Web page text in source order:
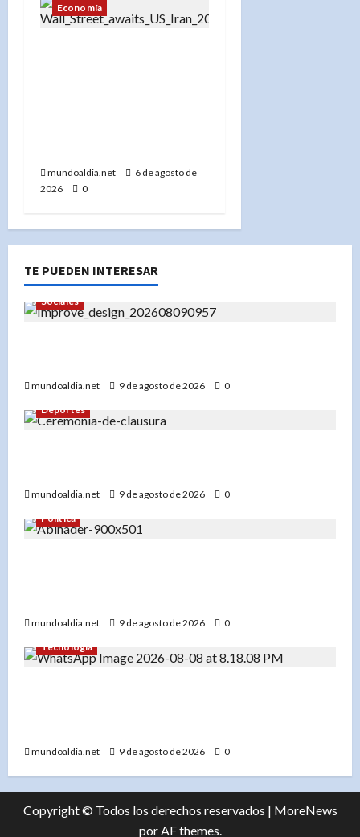
Economía
mundoaldia.net
6 de agosto de
2026
0
TE PUEDEN INTERESAR
Sociales
mundoaldia.net 9 de agosto de 2026
0
Deportes
mundoaldia.net 9 de agosto de 2026
0
Política
mundoaldia.net 9 de agosto de 2026
0
Tecnología
mundoaldia.net 9 de agosto de 2026 0
Copyright © Todos los derechos reservados | MoreNews
por AF themes.